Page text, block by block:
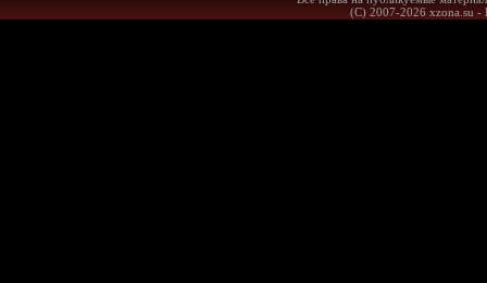
(С) 2007-2026 xzona.su -